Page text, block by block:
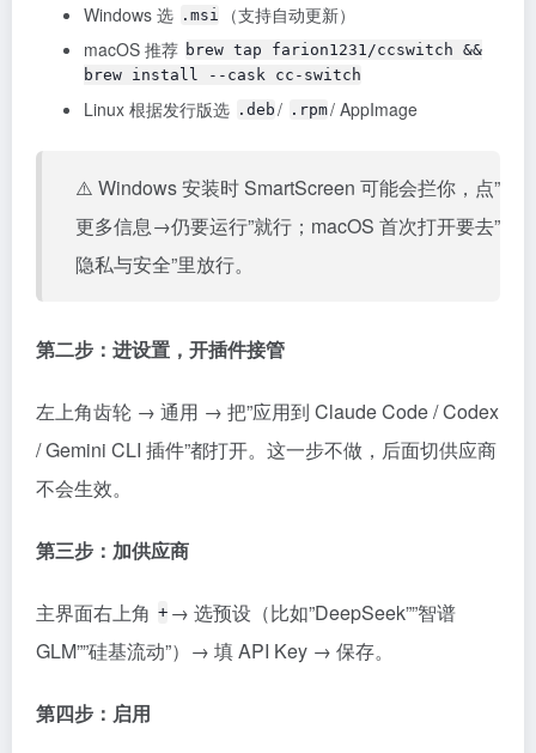
Windows 选 .msi
（支持自动更新）
macOS 推荐 brew tap farion1231/ccswitch &&
brew install --cask cc-switch
Linux 根据发行版选 .deb / .rpm/ AppImage
⚠️ Windows 安装时 SmartScreen 可能会拦你，点”
更多信息→仍要运行”就行；macOS 首次打开要去”
隐私与安全”里放行。
第二步：进设置，开插件接管
左上角齿轮 → 通用 → 把”应用到 Claude Code / Codex
/ Gemini CLI 插件”都打开。这一步不做，后面切供应商
不会生效。
第三步：加供应商
主界面右上角 + → 选预设（比如”DeepSeek””智谱
GLM””硅基流动”）→ 填 API Key → 保存。
第四步：启用